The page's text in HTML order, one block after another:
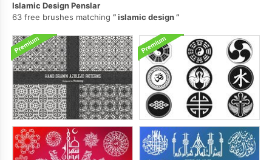
Islamic Design Penslar
63 free brushes matching
islamic design